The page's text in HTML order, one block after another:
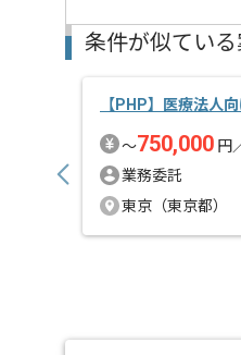
条件が似てい
【PHP】医療法人
〜750,000 円
業務委託
東京（東京都）